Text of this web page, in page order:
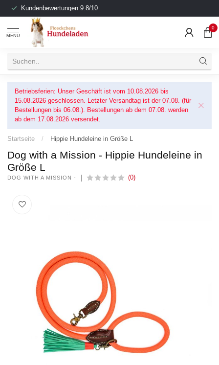
Kundenbewertungen 9.8/10
MENU
0
Betriebsferien: Unser Geschäft ist vom 10.08.2026 bis
15.08.2026 geschlossen. Letzter Versandtag ist der 07.08. (für
Bestellungen bis 06.08.). Bestellungen ab dem 07.08. werden
ab dem 17.08.2026 versendet.
Startseite / Hippie Hundeleine in Größe L
Dog with a Mission - Hippie Hundeleine in
Größe L
DOG WITH A MISSION - (0)